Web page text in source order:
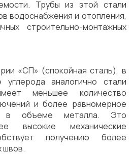
Трубы из этой стали
водоснабжения и отопления,
строительно-монтажных
«СП» (спокойная сталь), в
аналогично стали
меньшее количество
и более равномерное
в объеме металла. Это
высокие механические
получению более
швов.